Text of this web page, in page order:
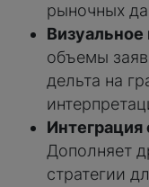
рыночных
Визуальное
объемы
дельта на
Интеграция
Дополняет
стратегии